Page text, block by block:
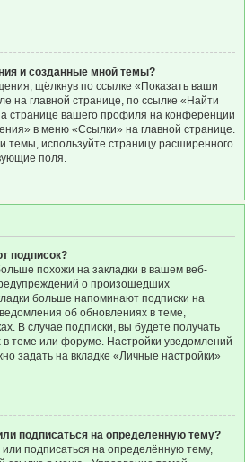
и созданные мной темы?
щёлкнув по ссылке «Показать ваши
на главной странице, по ссылке «Найти
странице вашего профиля на конференции
в меню «Ссылки» на главной странице.
темы, используйте страницу расширенного
поля.
подписок?
похожи на закладки в вашем веб-
о произошедших
больше напоминают подписки на
об обновлениях в теме,
В случае подписки, вы будете получать
теме или форуме. Настройки уведомлений
задать на вкладке «Личные настройки»
подписаться на определённую тему?
подписаться на определённую тему,